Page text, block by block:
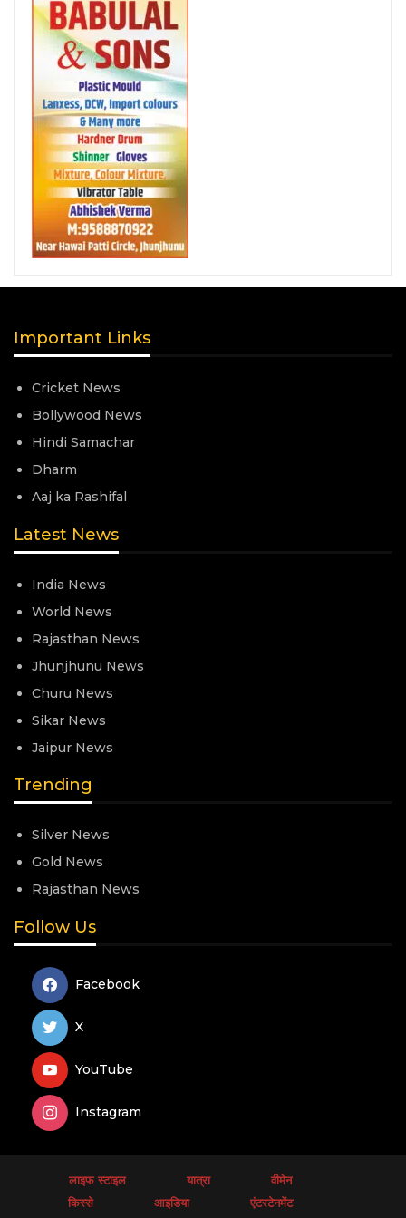
Important Links
Cricket News
Bollywood News
Hindi Samachar
Dharm
Aaj ka Rashifal
Latest News
India News
World News
Rajasthan News
Jhunjhunu News
Churu News
Sikar News
Jaipur News
Trending
Silver News
Gold News
Rajasthan News
Follow Us
Facebook
X
YouTube
Instagram
लाइफ स्टाइल यात्रा
वीमेन
किस्से
आइडिया
एंटरटेनमेंट